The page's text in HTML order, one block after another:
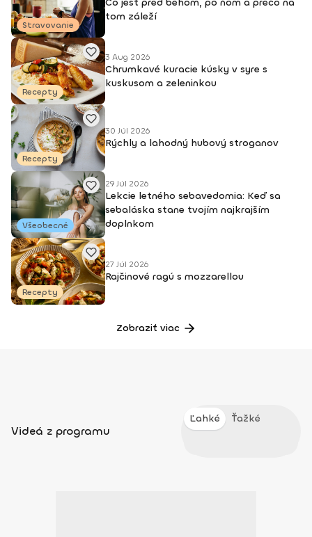
Stravovanie
tom záleží
Recepty
3 Aug 2026
Chrumkavé kuracie kúsky v syre s
kuskusom a zeleninkou
Recepty
30 Júl 2026
Rýchly a lahodný hubový stroganov
Všeobecné
29 Júl 2026
Lekcie letného sebavedomia: Keď sa
sebaláska stane tvojím najkrajším
doplnkom
Recepty
27 Júl 2026
Rajčinové ragú s mozzarellou
Zobraziť viac
Videá z programu
Ľahké Ťažké